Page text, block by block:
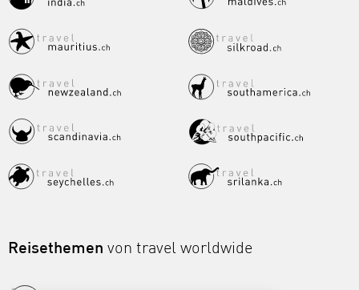
Reisethemen von travel worldwide